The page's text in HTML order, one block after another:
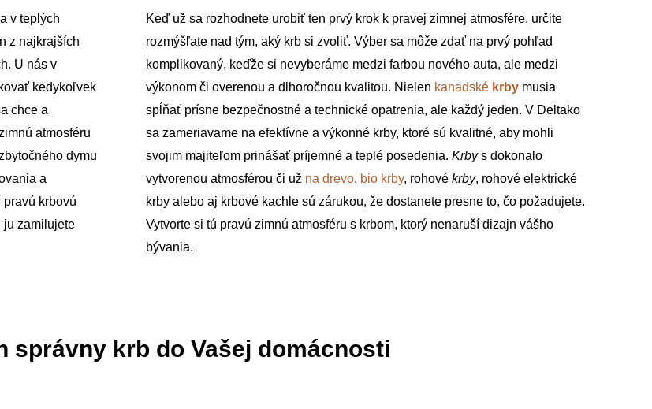
v teplých
z najkrajších
U nás v
kedykoľvek
chce a
atmosféru
dymu
a
krbovú
ju zamilujete
Keď už sa rozhodnete urobiť ten prvý krok k pravej zimnej atmosfére, určite
rozmýšľate nad tým, aký krb si zvoliť. Výber sa môže zdať na prvý pohľad
komplikovaný, keďže si nevyberáme medzi farbou nového auta, ale medzi
výkonom či overenou a dlhoročnou kvalitou. Nielen kanadské krby musia
spĺňať prísne bezpečnostné a technické opatrenia, ale každý jeden. V Deltako
sa zameriavame na efektívne a výkonné krby, ktoré sú kvalitné, aby mohli
svojim majiteľom prinášať príjemné a teplé posedenia. Krbys dokonalo
vytvorenou atmosférou či už na drevo, bio krby, rohové krby, rohové elektrické
krby alebo aj krbové kachle sú zárukou, že dostanete presne to, čo požadujete.
Vytvorte si tú pravú zimnú atmosféru s krbom, ktorý nenaruší dizajn vášho
bývania.
správny krb do Vašej domácnosti